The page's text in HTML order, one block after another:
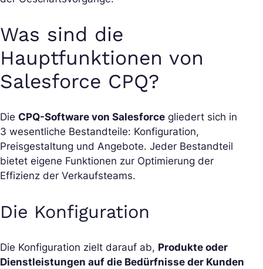
Was sind die
Hauptfunktionen von
Salesforce CPQ?
Die CPQ-Software von Salesforce gliedert sich in
3 wesentliche Bestandteile: Konfiguration,
Preisgestaltung und Angebote. Jeder Bestandteil
bietet eigene Funktionen zur Optimierung der
Effizienz der Verkaufsteams.
Die Konfiguration
Die Konfiguration zielt darauf ab, Produkte oder
Dienstleistungen auf die Bedürfnisse der Kunden